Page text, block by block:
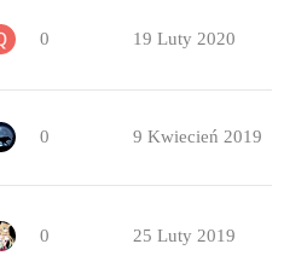
0 19 Luty 2020
0 9 Kwiecień 2019
0 25 Luty 2019